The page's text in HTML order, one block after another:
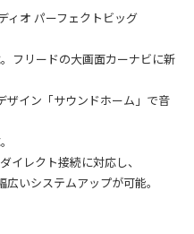
ィオ パーフェクトビッグ
フリードの大画面カーナビに新
ザイン「サウンドホーム」で音
イレクト接続に対応し、
いシステムアップが可能。